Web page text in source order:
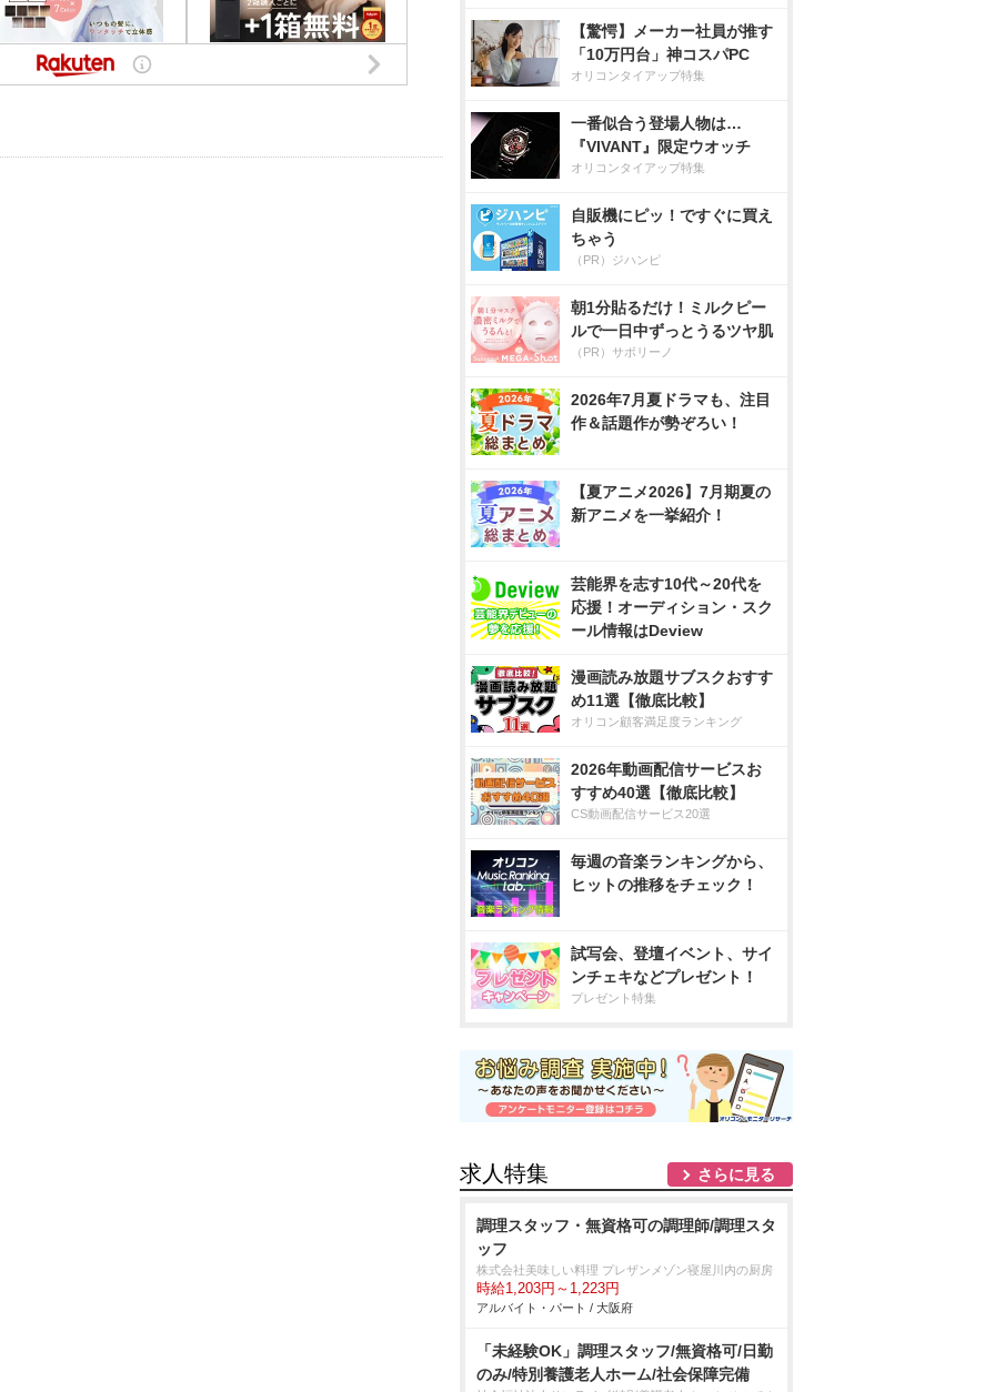
【驚愕】メーカー社員が推す
「10万円台」神コスパPC
オリコンタイアップ特集
一番似合う登場人物は…
『VIVANT』限定ウオッチ
オリコンタイアップ特集
自販機にピッ！ですぐに買え
ちゃう
（PR）ジハンピ
朝1分貼るだけ！ミルクピー
ルで一日中ずっとうるツヤ肌
（PR）サボリーノ
2026年7月夏ドラマも、注目
作＆話題作が勢ぞろい！
【夏アニメ2026】7月期夏の
新アニメを一挙紹介！
芸能界を志す10代～20代を
応援！オーディション・スク
ール情報はDeview
漫画読み放題サブスクおすす
め11選【徹底比較】
オリコン顧客満足度ランキング
2026年動画配信サービスお
すすめ40選【徹底比較】
CS動画配信サービス20選
毎週の音楽ランキングから、
ヒットの推移をチェック！
試写会、登壇イベント、サイ
ンチェキなどプレゼント！
プレゼント特集
求人特集 さらに見る
調理スタッフ・無資格可の調理師/調理スタ
ッフ
株式会社美味しい料理 プレザンメゾン寝屋川内の厨房
時給1,203円～1,223円
アルバイト・パート / 大阪府
「未経験OK」調理スタッフ/無資格可/日勤
のみ/特別養護老人ホーム/社会保障完備